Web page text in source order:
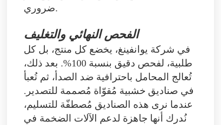
ضروري.
الفحص النهائي والتغليف
في شركة يوانفينغ، يخضع كل منتج، بل كل
طلبية، لفحص دقيق بنسبة 100%. بعد ذلك،
تُعالج المحامل باحترافية ضد الصدأ، ثم تُعبأ
في صناديق خشبية مُقوّاة مُصممة للتصدير.
عندما نرى هذه الصناديق مُصطفّة للتسليم،
نُدرك أنها جاهزة لدعم الآلات الضخمة في